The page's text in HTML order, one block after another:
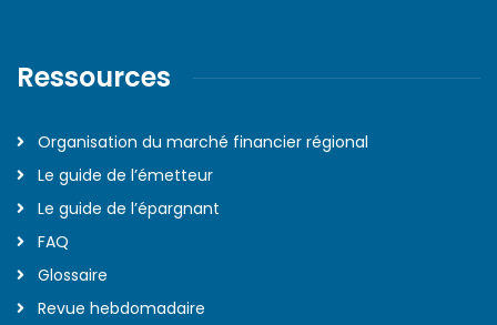
Ressources
Organisation du marché financier régional
Le guide de l’émetteur
Le guide de l’épargnant
FAQ
Glossaire
Revue hebdomadaire